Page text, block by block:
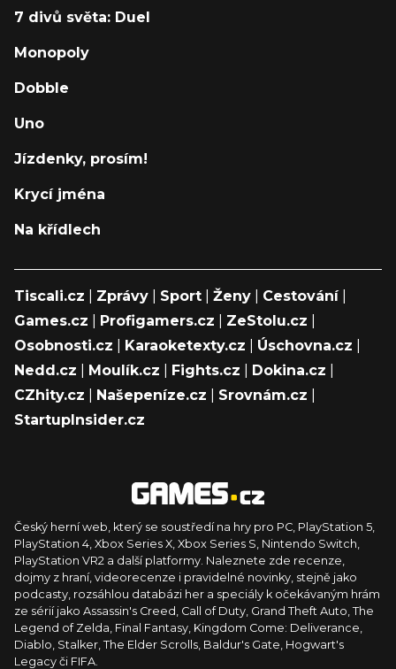
7 divů světa: Duel
Monopoly
Dobble
Uno
Jízdenky, prosím!
Krycí jména
Na křídlech
Tiscali.cz Zprávy Sport Ženy Cestování|
Games.cz
Profigamers.cz ZeStolu.cz
Osobnosti.cz
Karaoketexty.cz Úschovna.cz
Nedd.cz
Moulík.cz Fights.cz Dokina.cz
CZhity.cz
Našepeníze.cz Srovnám.cz
StartupInsider.cz
Český herní web, který se soustředí na hry pro PC, PlayStation 5,
PlayStation 4, Xbox Series X, Xbox Series S, Nintendo Switch,
PlayStation VR2 a další platformy. Naleznete zde recenze,
dojmy z hraní, videorecenze i pravidelné novinky, stejně jako
podcasty, rozsáhlou databázi her a speciály k očekávaným hrám
ze sérií jako Assassin's Creed, Call of Duty, Grand Theft Auto, The
Legend of Zelda, Final Fantasy, Kingdom Come: Deliverance,
Diablo, Stalker, The Elder Scrolls, Baldur's Gate, Hogwart's
Legacy či FIFA.